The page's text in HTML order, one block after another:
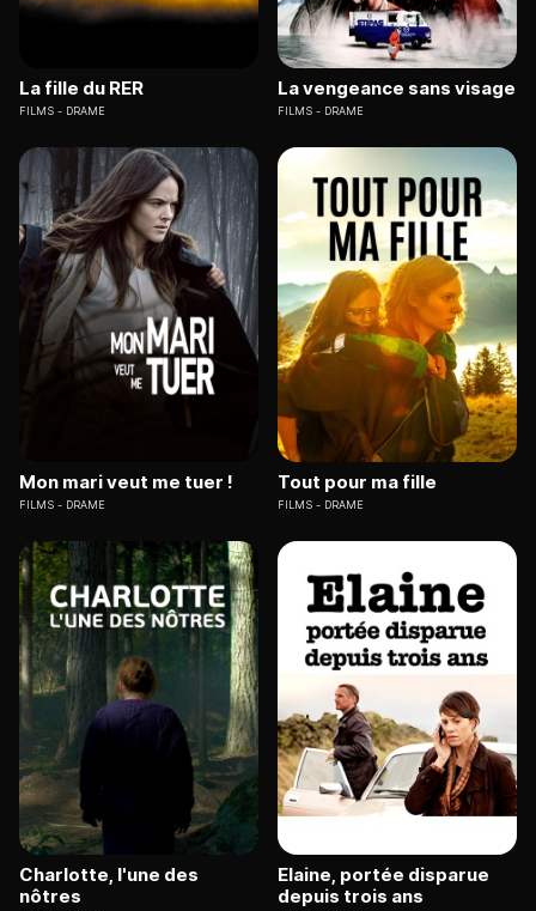
La fille du RER
FILMS DRAME
La vengeance sans visage
FILMS DRAME
Mon mari veut me tuer !
FILMS DRAME
Tout pour ma fille
FILMS DRAME
Charlotte, l'une des
nôtres
Elaine, portée disparue
depuis trois ans